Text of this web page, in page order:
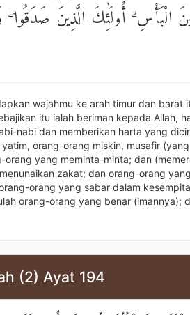
الْبَأْسِ ۗ أُولَٰئِكَ الَّذِينَ
wajahmu ke arah timur dan barat
itu ialah beriman kepada Allah,
nabi dan memberikan harta yang
orang-orang miskin, musafir
orang yang meminta-minta; dan
zakat; dan orang-orang
orang yang sabar dalam
orang-orang yang benar (imannya);
(2) Ayat 194